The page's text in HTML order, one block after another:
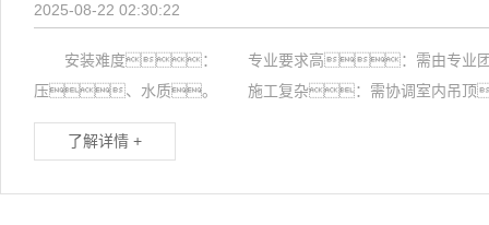
2025-08-22 02:30:22
安装难度： 专业要求高：需由专业团队
压、水质。 施工复杂：需协调室内吊顶
了解详情 +